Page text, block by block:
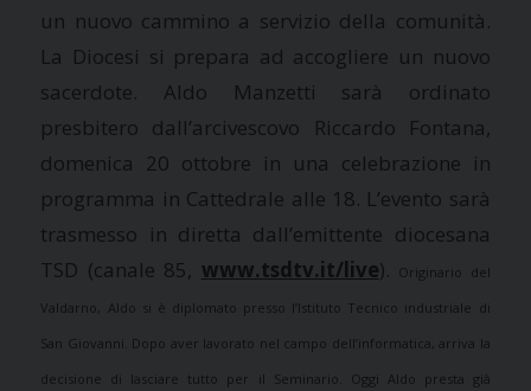
un nuovo cammino a servizio della comunità.
La Diocesi si prepara ad accogliere un nuovo
sacerdote. Aldo Manzetti sarà ordinato
presbitero dall’arcivescovo Riccardo Fontana,
domenica 20 ottobre in una celebrazione in
programma in Cattedrale alle 18. L’evento sarà
trasmesso in diretta dall’emittente diocesana
TSD (canale 85, www.tsdtv.it/live). Originario del
Valdarno, Aldo si è diplomato presso l’Istituto Tecnico industriale di
San Giovanni. Dopo aver lavorato nel campo dell’informatica, arriva la
decisione di lasciare tutto per il Seminario. Oggi Aldo presta già